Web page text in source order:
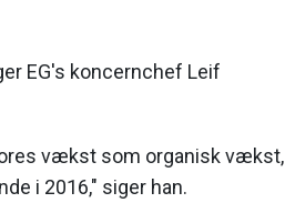
EG's koncernchef Leif
vækst som organisk vækst,
i 2016," siger han.